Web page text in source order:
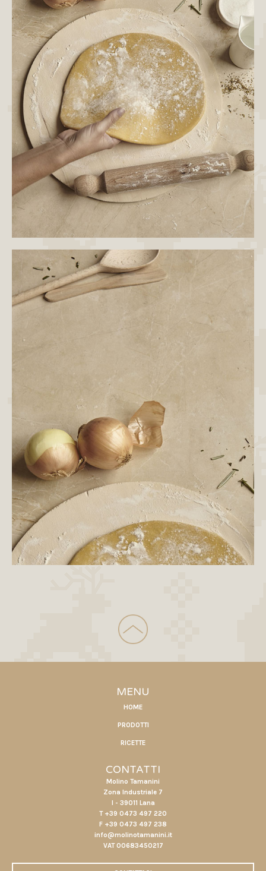
MENU
HOME
PRODOTTI
RICETTE
CONTATTI
Molino Tamanini
Zona Industriale 7
I - 39011 Lana
T +39 0473 497 220
F +39 0473 497 238
info@molinotamanini.it
VAT 00683450217